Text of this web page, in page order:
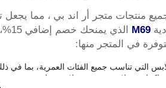
منتجات متجر أر اند بي ، مما يجعل
M69
الذي
في المتجر منها:
التي تناسب جميع الفئات العمرية، بما في
بدلات رسمية، وملابس رياضية.